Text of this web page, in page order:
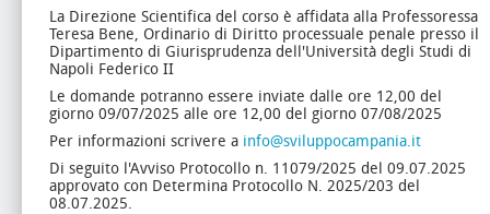
La Direzione Scientifica del corso è affidata alla Professoressa
Teresa Bene, Ordinario di Diritto processuale penale presso il
Dipartimento di Giurisprudenza dell'Università degli Studi di
Napoli Federico II
Le domande potranno essere inviate dalle ore 12,00 del
giorno 09/07/2025 alle ore 12,00 del giorno 07/08/2025
Per informazioni scrivere a info@sviluppocampania.it
Di seguito l'Avviso Protocollo n. 11079/2025 del 09.07.2025
approvato con Determina Protocollo N. 2025/203 del
08.07.2025.